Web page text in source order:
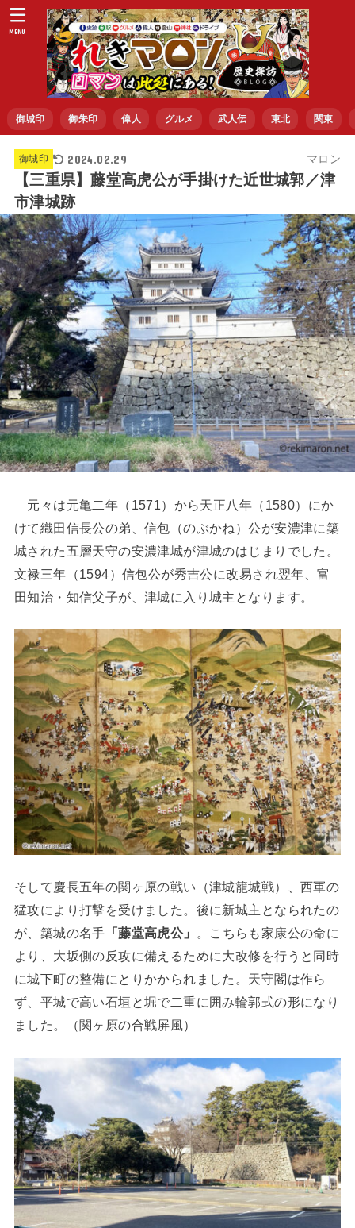
御城印 御朱印 偉人 グルメ 武人伝 東北 関東
MENU
御城印 2024.02.29 マロン
【三重県】藤堂高虎公が手掛けた近世城郭／津
市津城跡
元々は元亀二年（1571）から天正八年（1580）にか
けて織田信長公の弟、信包（のぶかね）公が安濃津に築
城された五層天守の安濃津城が津城のはじまりでした。
文禄三年（1594）信包公が秀吉公に改易され翌年、富
田知治・知信父子が、津城に入り城主となります。
そして慶長五年の関ヶ原の戦い（津城籠城戦）、西軍の
猛攻により打撃を受けました。後に新城主となられたの
が、築城の名手 「藤堂高虎公」
。こちらも家康公の命に
より、大坂側の反攻に備えるために大改修を行うと同時
に城下町の整備にとりかかられました。天守閣は作ら
ず、平城で高い石垣と堀で二重に囲み輪郭式の形になり
ました。（関ヶ原の合戦屏風）